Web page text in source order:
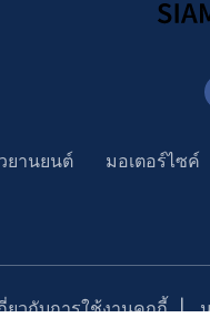
ยานยนต์ มอเตอร์ไซค์
ยวกับการใช้งานคุกกี้